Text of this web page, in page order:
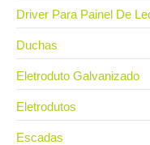
Driver Para Painel De
Duchas
Eletroduto Galvanizado
Eletrodutos
Escadas